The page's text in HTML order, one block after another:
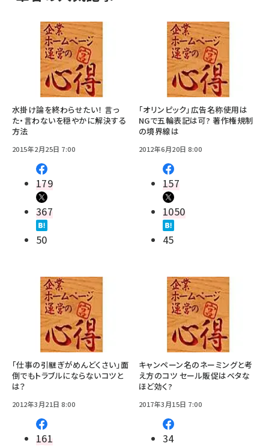
水掛け論を終わらせたい！ 言っ
た・言わないを穏やかに解決する
方法
2015年2月25日 7:00
179
367
50
「オリンピック」広告名称使用は
NGで五輪表記は可? 著作権規制
の境界線は
2012年6月20日 8:00
157
1050
45
「仕事の引継ぎがめんどくさい」面
倒でもトラブルにならないコツと
は？
2012年3月21日 8:00
161
キャンペーン名のネーミングと考
え方のコツ セール販促はベタな
ほど効く?
2017年3月15日 7:00
34